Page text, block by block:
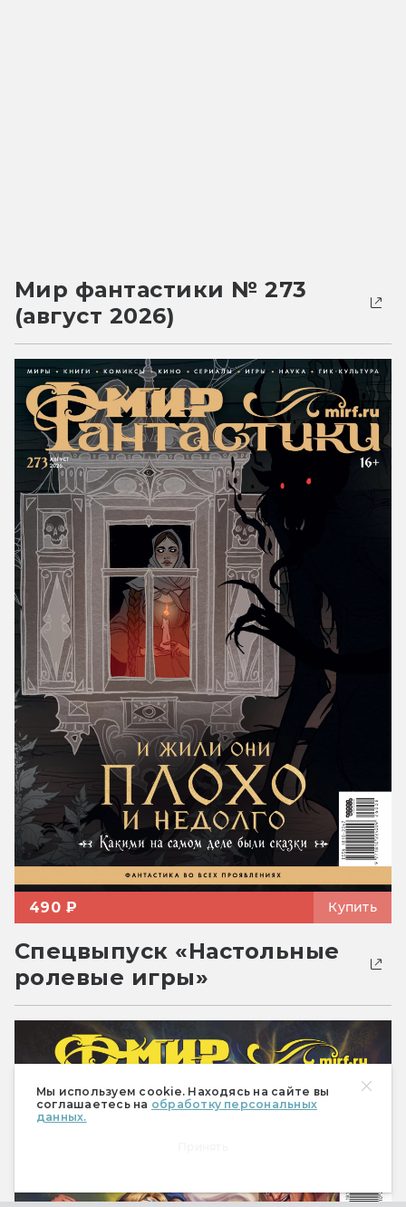
Мы используем cookie. Находясь на сайте вы
соглашаетесь на обработку персональных
данных.
Мир фантастики № 273
(август 2026)
490 ₽ Купить
Спецвыпуск «Настольные
ролевые игры»